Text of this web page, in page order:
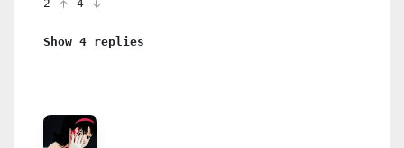
2 4
Show 4 replies